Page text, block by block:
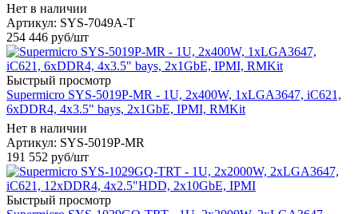
Нет в наличии
Артикул: SYS-7049A-T
254 446 руб/шт
Быстрый просмотр
Supermicro SYS-5019P-MR - 1U, 2x400W, 1xLGA3647, iC621,
6xDDR4, 4x3.5" bays, 2x1GbE, IPMI, RMKit
Нет в наличии
Артикул: SYS-5019P-MR
191 552 руб/шт
Быстрый просмотр